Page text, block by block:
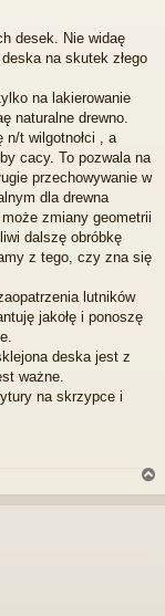
desek. Nie widaę
na skutek złego
na lakierowanie
naturalne drewno.
t wilgotnołci , a
cacy. To pozwala na
przechowywanie w
dla drewna
zmiany geometrii
dalszę obróbkę
z tego, czy zna się
lutników
jakołę i ponoszę
deska jest z
ważne.
na skrzypce i
a